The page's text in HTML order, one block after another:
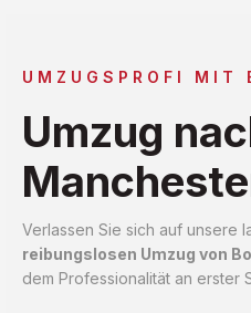
UMZUGSPROFI MIT
Umzug
Verlassen Sie sich auf unsere
reibungslosen Umzug von
dem Professionalität an erster